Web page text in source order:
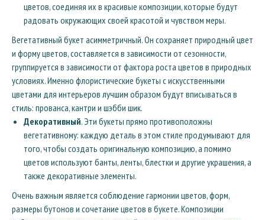
цветов, соединяя их в красивые композиции, которые будут
радовать окружающих своей красотой и чувством меры.
Вегетативный букет асимметричный. Он сохраняет природный цвет
и форму цветов, составляется в зависимости от сезонности,
группируется в зависимости от фактора роста цветов в природных
условиях. Именно флористические букеты с искусственными
цветами для интерьеров лучшим образом будут вписываться в
стиль: прованса, кантри и шэбби шик.
Декоративный. Эти букеты прямо противоположны
вегетативному: каждую деталь в этом стиле продумывают для
того, чтобы создать оригинальную композицию, а помимо
цветов используют банты, ленты, блестки и другие украшения, а
также декоративные элементы.
Очень важным является соблюдение гармонии цветов, форм,
размеры бутонов и сочетание цветов в букете. Композиции